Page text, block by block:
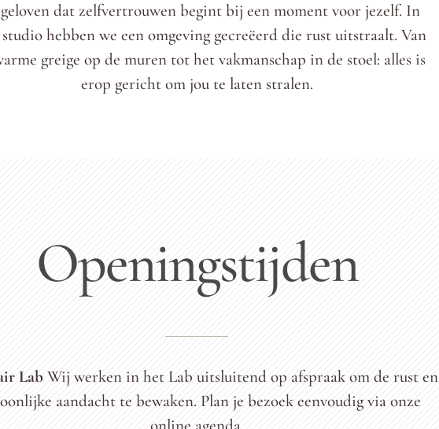
dat zelfvertrouwen begint bij een moment voor jezelf. In
hebben we een omgeving gecreëerd die rust uitstraalt. Van
greige op de muren tot het vakmanschap in de stoel: alles is
erop gericht om jou te laten stralen.
Openingstijden
LabWij werken in het Lab uitsluitend op afspraak om de rust en
aandacht te bewaken. Plan je bezoek eenvoudig via onze